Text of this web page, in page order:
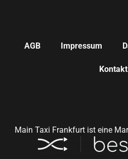
AGB Impressum
Kontakt
Main Taxi Frankfurt ist eine